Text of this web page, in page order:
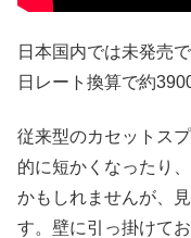
日本国内では未発売
日レート換算で約
従来型のカセットス
的に短かくなったり
かもしれませんが、
す。壁に引っ掛けて